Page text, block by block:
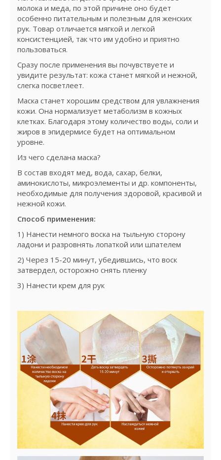
молока и меда, по этой причине оно будет
особенно питательным и полезным для женских
рук. Товар отличается мягкой и легкой
консистенцией, так что им удобно и приятно
пользоваться.
Сразу после применения вы почувствуете и
увидите результат: кожа станет мягкой и нежной,
слегка посветлеет.
Маска станет хорошим средством для увлажнения
кожи. Она нормализует метаболизм в кожных
клетках. Благодаря этому количество воды, соли и
жиров в эпидермисе будет на оптимальном
уровне.
Из чего сделана маска?
В состав входят мед, вода, сахар, белки,
аминокислоты, микроэлементы и др. компоненты,
необходимые для получения здоровой, красивой и
нежной кожи.
Способ применения:
1) Нанести немного воска на тыльную сторону
ладони и разровнять лопаткой или шпателем
2) Через 15-20 минут, убедившись, что воск
затвердел, осторожно снять пленку
3) Нанести крем для рук